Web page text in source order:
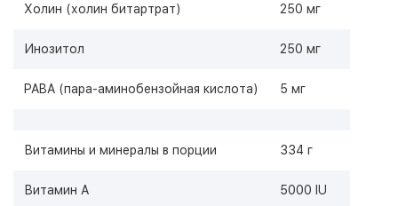
Холин (холин битартрат) 250 мг
Инозитол 250 мг
PABA (пара-аминобензойная кислота) 5 мг
Витамины и минералы в порции 334 г
Витамин А 5000 IU